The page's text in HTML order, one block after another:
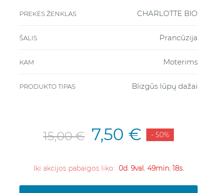
PREKĖS ŽENKLAS CHARLOTTE BIO
ŠALIS Prancūzija
KAM Moterims
PRODUKTO TIPAS Blizgūs lūpų dažai
15,00 € 7,50 € - 50%
Iki akcijos pabaigos liko: 0d. 9val. 49min. 17s.